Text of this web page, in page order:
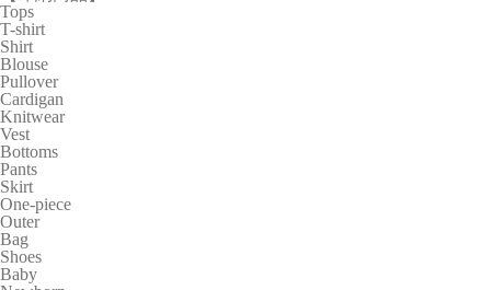
ok
Tops
T-shirt
Shirt
Blouse
Pullover
Cardigan
Knitwear
Vest
Bottoms
Pants
Skirt
One-piece
Outer
Bag
Shoes
Baby